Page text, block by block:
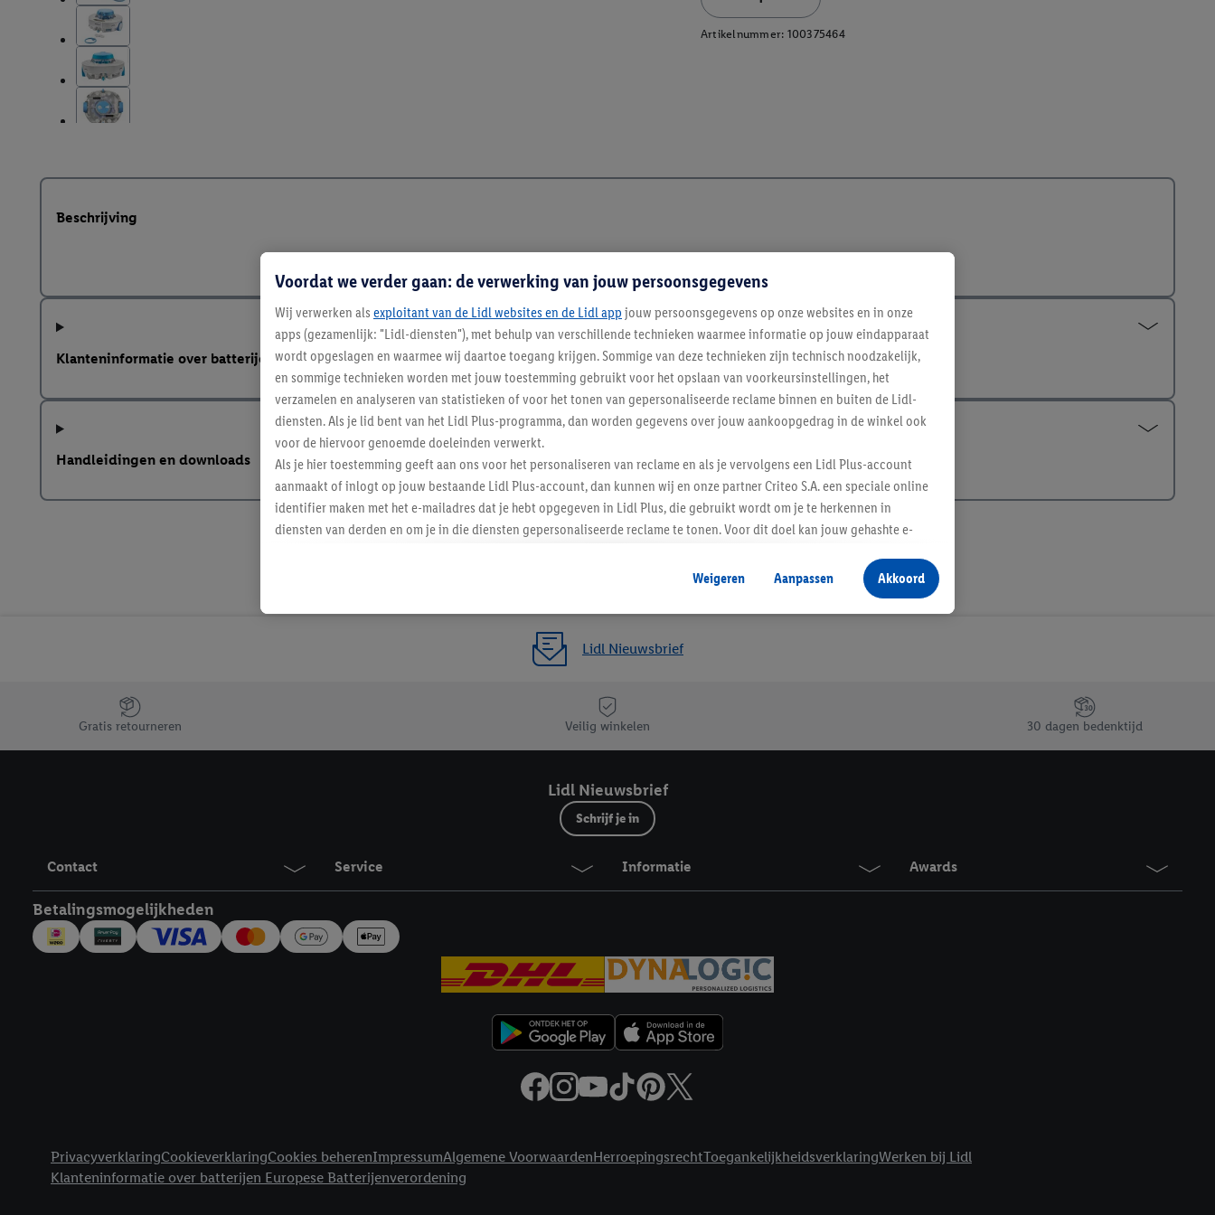
Artikelnummer: 100375464
Beschrijving
Klanteninformatie over batterijen Europese Batterijenverordening
Handleidingen en downloads
Lidl Nieuwsbrief
Jouw voordelen bij ons als Lidl webshop klant
Gratis retourneren Veilig winkelen 30 dagen bedenktijd
Lidl Nieuwsbrief
Schrijf je in
Contact Service Informatie Awards
Betalingsmogelijkheden
PrivacyverklaringCookieverklaringCookies beherenImpressumAlgemene VoorwaardenHerroepingsrechtToegankelijkheidsverklaringWerken bij Lidl
Klanteninformatie over batterijen Europese Batterijenverordening
Voordat we verder gaan: de verwerking van jouw persoonsgegevens
Wij verwerken als exploitant van de Lidl websites en de Lidl app jouw persoonsgegevens op onze websites en in onze
apps (gezamenlijk: "Lidl-diensten"), met behulp van verschillende technieken waarmee informatie op jouw eindapparaat
wordt opgeslagen en waarmee wij daartoe toegang krijgen. Sommige van deze technieken zijn technisch noodzakelijk,
en sommige technieken worden met jouw toestemming gebruikt voor het opslaan van voorkeursinstellingen, het
verzamelen en analyseren van statistieken of voor het tonen van gepersonaliseerde reclame binnen en buiten de Lidl-
diensten. Als je lid bent van het Lidl Plus-programma, dan worden gegevens over jouw aankoopgedrag in de winkel ook
voor de hiervoor genoemde doeleinden verwerkt.
Als je hier toestemming geeft aan ons voor het personaliseren van reclame en als je vervolgens een Lidl Plus-account
aanmaakt of inlogt op jouw bestaande Lidl Plus-account, dan kunnen wij en onze partner Criteo S.A. een speciale online
identifier maken met het e-mailadres dat je hebt opgegeven in Lidl Plus, die gebruikt wordt om je te herkennen in
diensten van derden en om je in die diensten gepersonaliseerde reclame te tonen. Voor dit doel kan jouw gehashte e-
Als je hiervoor toestemming geeft, dan kunnen retargeting advertenties worden weergegeven voor producten waarin je
eerder interesse hebt getoond (bijvoorbeeld door het product in een winkelmandje van een online winkel te plaatsen
maar het niet te kopen). De retargeting advertenties kunnen op verschillende eindapparaten en binnen verschillende
Lidl-diensten worden weergegeven, als verschillende eindapparaten en Lidl-diensten, met behulp van jouw gehashte e-
Onder "Aanpassen" kun je aangeven met welke cookies en vergelijkbare technieken en met welke
Door op "Akkoord" te klikken, stem je in met alle verwerkingen voor alle bovengenoemde doeleinden. Meer informatie,
inclusief over de opslagperiode van de gegevens en je recht om jouw toestemming op elk gewenst moment in te
over de cookies die wij inzetten.
Weigeren Aanpassen Akkoord